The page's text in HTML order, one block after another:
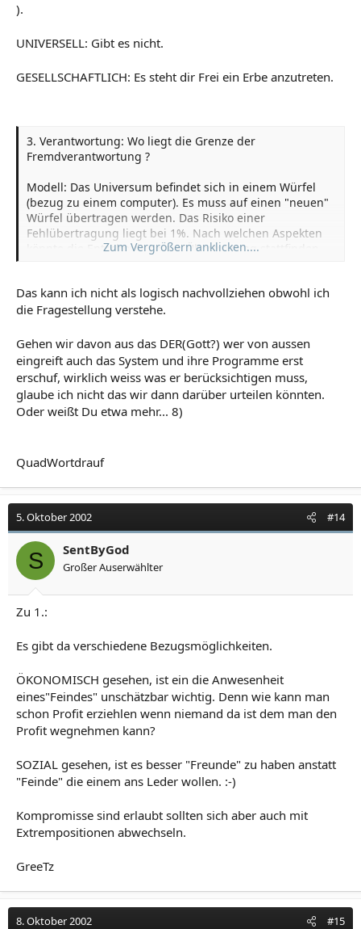
).
UNIVERSELL: Gibt es nicht.
GESELLSCHAFTLICH: Es steht dir Frei ein Erbe anzutreten.
3. Verantwortung: Wo liegt die Grenze der
Fremdverantwortung ?
Modell: Das Universum befindet sich in einem Würfel
(bezug zu einem computer). Es muss auf einen "neuen"
Würfel übertragen werden. Das Risiko einer
Fehlübertragung liegt bei 1%. Nach welchen Aspekten
könnte die Entscheidung zur Übertragung stattfinden
Zum Vergrößern anklicken....
Das kann ich nicht als logisch nachvollziehen obwohl ich
die Fragestellung verstehe.
Gehen wir davon aus das DER(Gott?) wer von aussen
eingreift auch das System und ihre Programme erst
erschuf, wirklich weiss was er berücksichtigen muss,
glaube ich nicht das wir dann darüber urteilen könnten.
Oder weißt Du etwa mehr... 8)
QuadWortdrauf
5. Oktober 2002 #14
S SentByGod
Großer Auserwählter
Zu 1.:
Es gibt da verschiedene Bezugsmöglichkeiten.
ÖKONOMISCH gesehen, ist ein die Anwesenheit
eines"Feindes" unschätzbar wichtig. Denn wie kann man
schon Profit erziehlen wenn niemand da ist dem man den
Profit wegnehmen kann?
SOZIAL gesehen, ist es besser "Freunde" zu haben anstatt
"Feinde" die einem ans Leder wollen. :-)
Kompromisse sind erlaubt sollten sich aber auch mit
Extrempositionen abwechseln.
GreeTz
8. Oktober 2002 #15